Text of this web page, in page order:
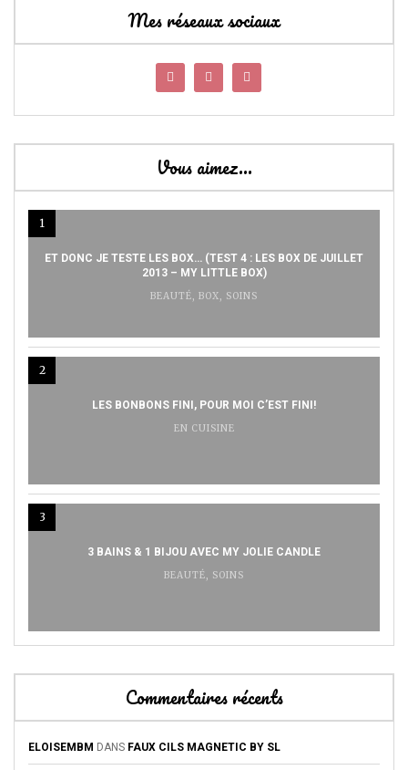
Mes réseaux sociaux
Vous aimez…
1
ET DONC JE TESTE LES BOX… (TEST 4 : LES BOX DE JUILLET
2013 – MY LITTLE BOX)
BEAUTÉ, BOX, SOINS
2
LES BONBONS FINI, POUR MOI C’EST FINI!
EN CUISINE
3
3 BAINS & 1 BIJOU AVEC MY JOLIE CANDLE
BEAUTÉ, SOINS
Commentaires récents
ELOISEMBM DANS FAUX CILS MAGNETIC BY SL